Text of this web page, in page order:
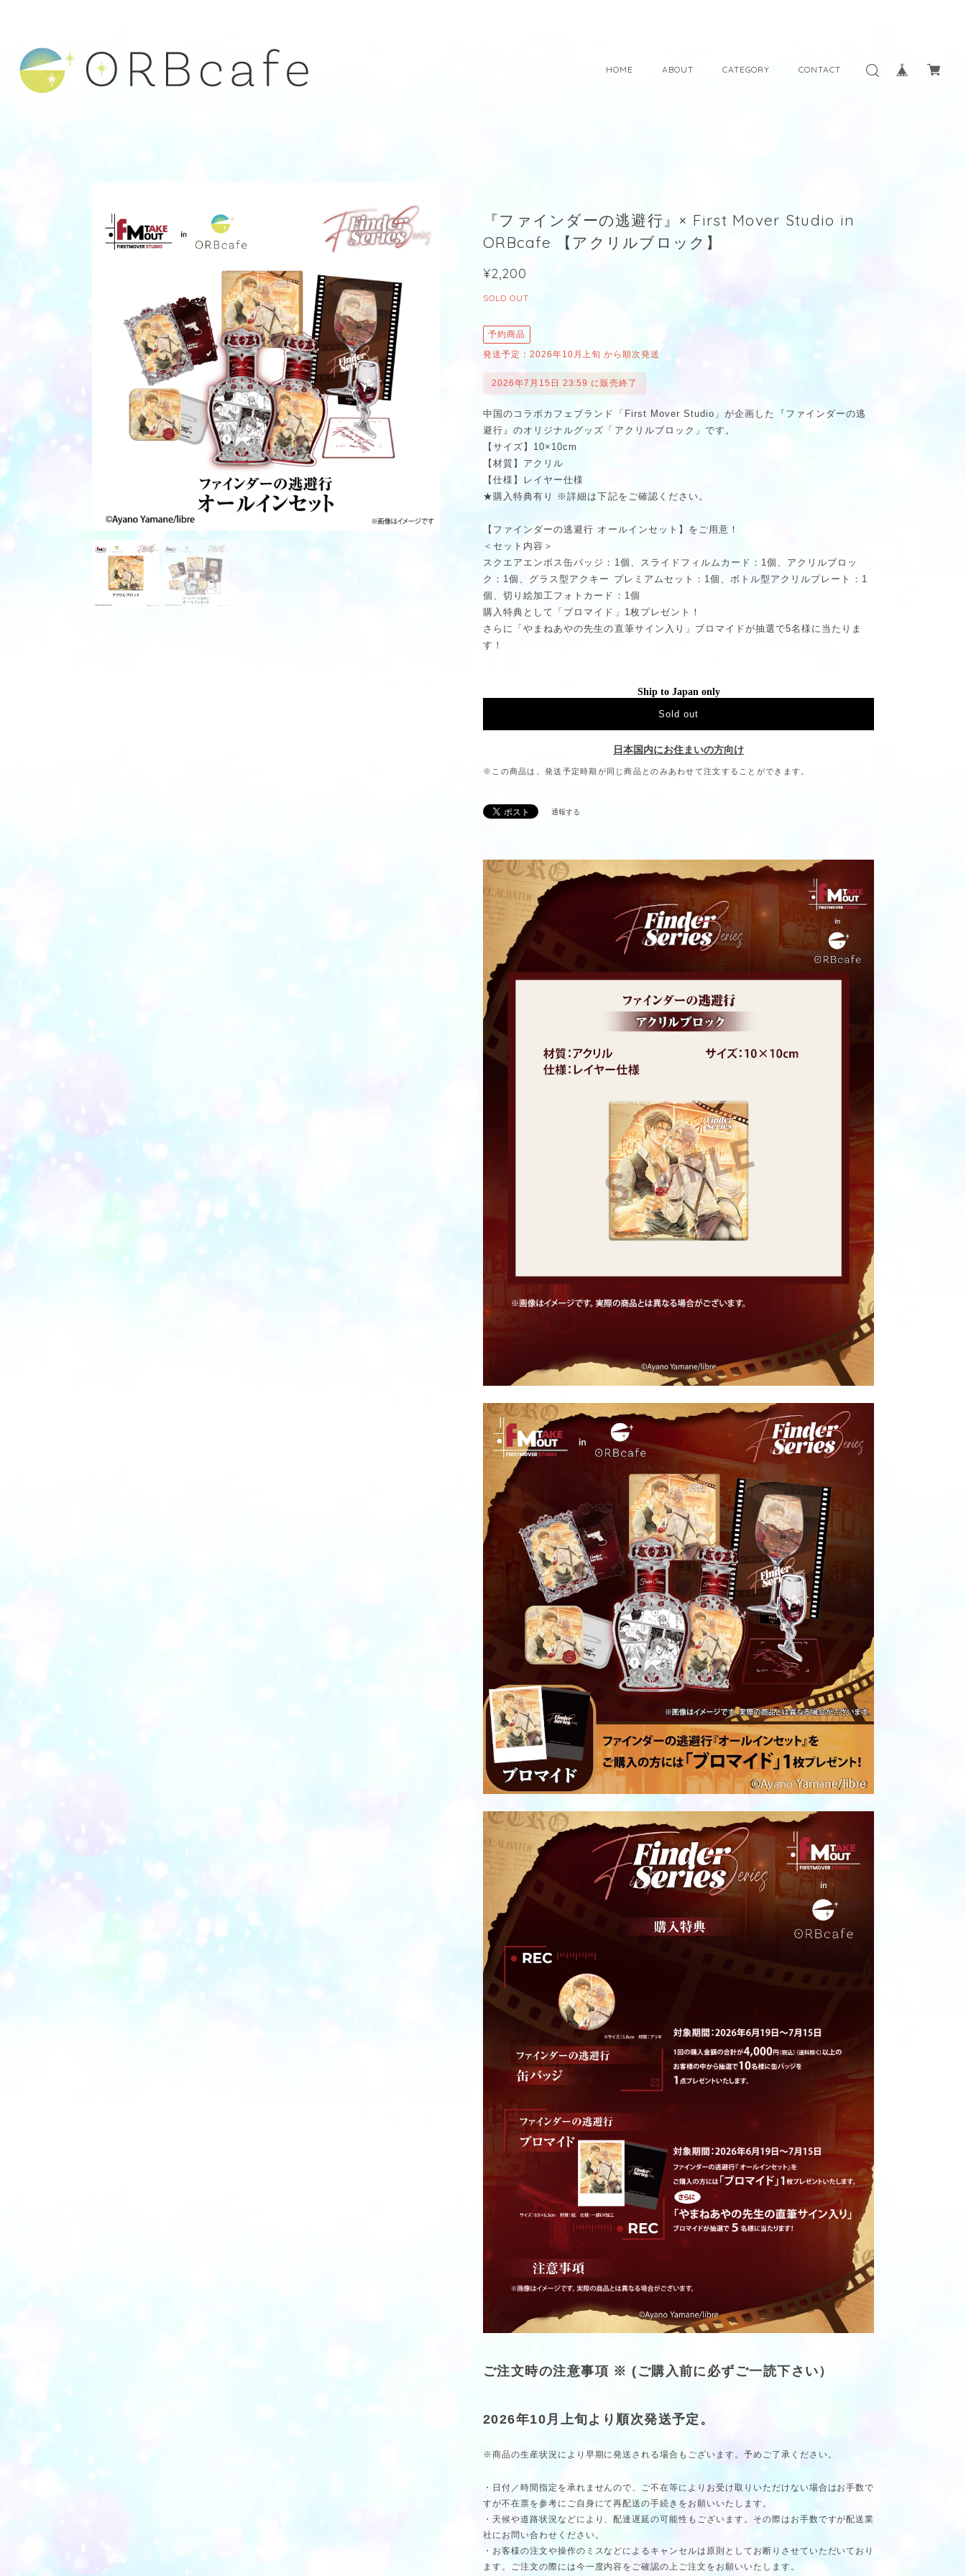
HOME ABOUT CATEGORY CONTACT
『ファインダーの逃避行』× First Mover Studio in
ORBcafe 【アクリルブロック】
¥2,200
SOLD OUT
予約商品
発送予定：2026年10月上旬 から順次発送
2026年7月15日 23:59 に販売終了
中国のコラボカフェブランド「First Mover Studio」が企画した『ファインダーの逃
避行』のオリジナルグッズ「アクリルブロック」です。
【サイズ】10×10cm
【材質】アクリル
【仕様】レイヤー仕様
★購入特典有り ※詳細は下記をご確認ください。
【ファインダーの逃避行 オールインセット】をご用意！
＜セット内容＞
スクエアエンボス缶バッジ：1個、スライドフィルムカード：1個、アクリルブロッ
ク：1個、グラス型アクキー プレミアムセット：1個、ボトル型アクリルプレート：1
個、切り絵加工フォトカード：1個
購入特典として「ブロマイド」1枚プレゼント！
さらに「やまねあやの先生の直筆サイン入り」ブロマイドが抽選で5名様に当たりま
す！
Ship to Japan only
Sold out
日本国内にお住まいの方向け
※この商品は、発送予定時期が同じ商品とのみあわせて注文することができます。
通報する
ご注文時の注意事項 ※ (ご購入前に必ずご一読下さい）
2026年10月上旬より順次発送予定。
※商品の生産状況により早期に発送される場合もございます。予めご了承ください。
・日付／時間指定を承れませんので、ご不在等によりお受け取りいただけない場合はお手数で
すが不在票を参考にご自身にて再配送の手続きをお願いいたします。
・天候や道路状況などにより、配達遅延の可能性もございます。その際はお手数ですが配送業
社にお問い合わせください。
・お客様の注文や操作のミスなどによるキャンセルは原則としてお断りさせていただいており
ます。ご注文の際には今一度内容をご確認の上ご注文をお願いいたします。